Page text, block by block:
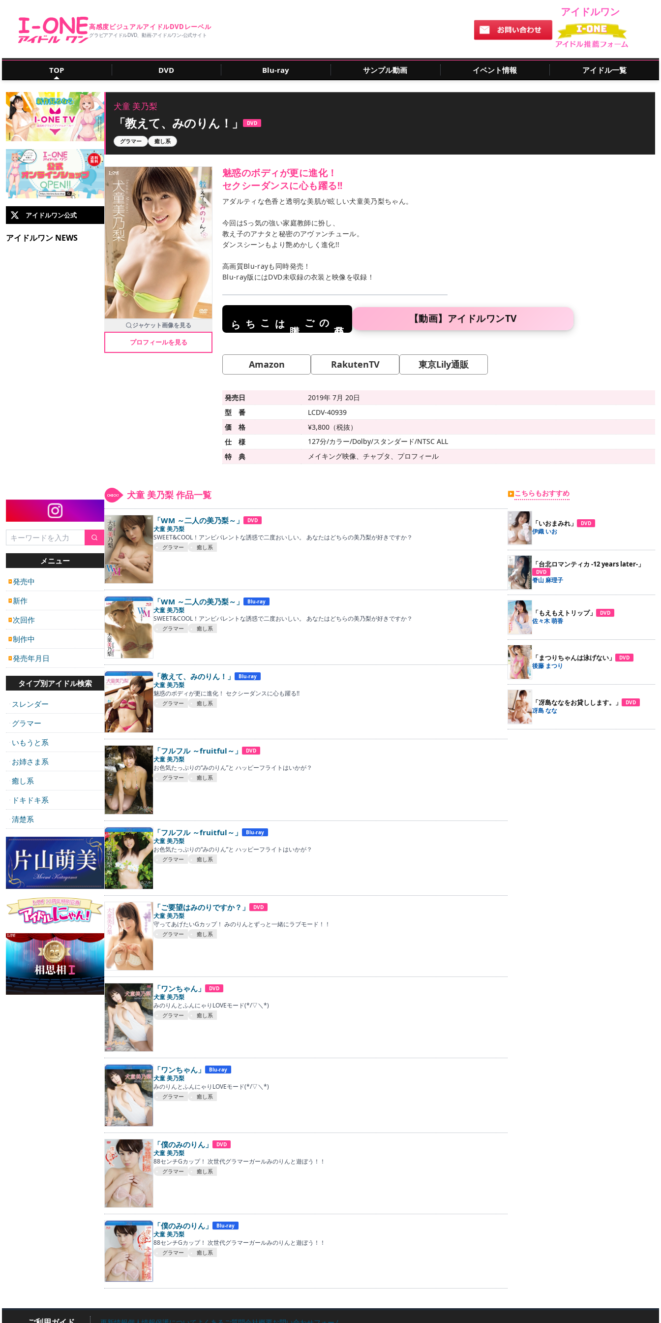
高感度ビジュアルアイドルDVDレーベル
グラビアアイドルDVD、動画‐アイドルワン‐公式サイト
アイドルワン
TOP DVD Blu-ray サンプル動画 イベント情報 アイドル一覧
アイドルワン公式
アイドルワン NEWS
メニュー
▶発売中
▶ 新作
▶ 次回作
▶制作中
▶発売年月日
タイプ別アイドル検索
・ スレンダー
・ グラマー
・ いもうと系
・ お姉さま系
・ 癒し系
・ ドキドキ系
・ 清楚系
犬童 美乃梨
「教えて、みのりん！」 DVD
グラマー 癒し系
ジャケット画像を見る
プロフィールを見る
魅惑のボディが更に進化！
セクシーダンスに心も躍る!!
アダルティな色香と透明な美肌が眩しい犬童美乃梨ちゃん。
今回はSっ気の強い家庭教師に扮し、
教え子のアナタと秘密のアヴァンチュール。
ダンスシーンもより艶めかしく進化!!
高画質Blu-rayも同時発売！
Blu-ray版にはDVD未収録の衣装と映像を収録！
のご
はこちら 【動画】アイドルワンTV
Amazon RakutenTV 東京Lily通販
発売日
2019年 7月 20日
型 番
LCDV-40939
価 格
¥3,800（税抜）
仕 様
127分/カラー/Dolby/スタンダード/NTSC ALL
特 典
メイキング映像、チャプタ、プロフィール
犬童 美乃梨 作品一覧
「WM ～二人の美乃梨～」 DVD
犬童 美乃梨
SWEET&COOL！アンビバレントな誘惑で二度おいしい。 あなたはどちらの美乃梨が好きですか？
グラマー 癒し系
「WM ～二人の美乃梨～」 Blu-ray
犬童 美乃梨
SWEET&COOL！アンビバレントな誘惑で二度おいしい。 あなたはどちらの美乃梨が好きですか？
グラマー 癒し系
「教えて、みのりん！」 Blu-ray
犬童 美乃梨
魅惑のボディが更に進化！ セクシーダンスに心も躍る!!
グラマー 癒し系
「フルフル ～fruitful～」 DVD
犬童 美乃梨
お色気たっぷりの“みのりん”と ハッピーフライトはいかが？
グラマー 癒し系
「フルフル ～fruitful～」 Blu-ray
犬童 美乃梨
お色気たっぷりの“みのりん”と ハッピーフライトはいかが？
グラマー 癒し系
「ご要望はみのりですか？」 DVD
犬童 美乃梨
守ってあげたいGカップ！ みのりんとずっと一緒にラブモード！！
グラマー 癒し系
「ワンちゃん」 DVD
犬童 美乃梨
みのりんとふんにゃりLOVEモード(*/▽＼*)
グラマー 癒し系
「ワンちゃん」 Blu-ray
犬童 美乃梨
みのりんとふんにゃりLOVEモード(*/▽＼*)
グラマー 癒し系
「僕のみのりん」 DVD
犬童 美乃梨
88センチGカップ！ 次世代グラマーガールみのりんと遊ぼう！！
グラマー 癒し系
「僕のみのりん」 Blu-ray
犬童 美乃梨
88センチGカップ！ 次世代グラマーガールみのりんと遊ぼう！！
グラマー 癒し系
▶こちらもおすすめ
「いおまみれ」 DVD
伊織 いお
「台北ロマンティカ -12 years later-」
DVD
脊山 麻理子
「もえもえトリップ」 DVD
佐々木 萌香
「まつりちゃんは泳げない」 DVD
後藤 まつり
「冴島ななをお貸しします。」 DVD
冴島 なな